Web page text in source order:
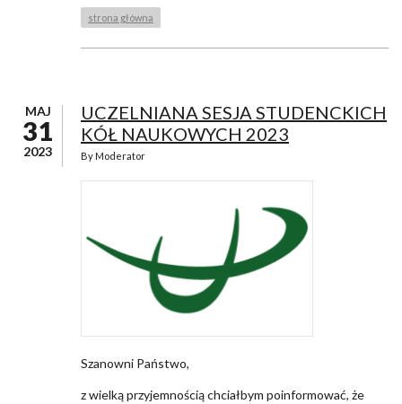
strona główna
MAJ
31
2023
UCZELNIANA SESJA STUDENCKICH
KÓŁ NAUKOWYCH 2023
By Moderator
Szanowni Państwo,
z wielką przyjemnością chciałbym poinformować, że